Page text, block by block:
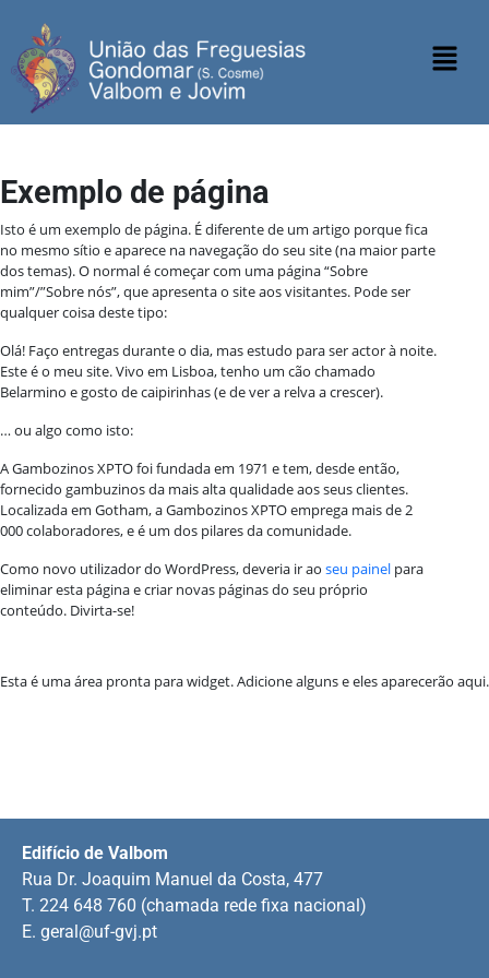
Exemplo de página
Isto é um exemplo de página. É diferente de um artigo porque fica
no mesmo sítio e aparece na navegação do seu site (na maior parte
dos temas). O normal é começar com uma página “Sobre
mim”/”Sobre nós”, que apresenta o site aos visitantes. Pode ser
qualquer coisa deste tipo:
Olá! Faço entregas durante o dia, mas estudo para ser actor à noite.
Este é o meu site. Vivo em Lisboa, tenho um cão chamado
Belarmino e gosto de caipirinhas (e de ver a relva a crescer).
… ou algo como isto:
A Gambozinos XPTO foi fundada em 1971 e tem, desde então,
fornecido gambuzinos da mais alta qualidade aos seus clientes.
Localizada em Gotham, a Gambozinos XPTO emprega mais de 2
000 colaboradores, e é um dos pilares da comunidade.
Como novo utilizador do WordPress, deveria ir ao seu painel para
eliminar esta página e criar novas páginas do seu próprio
conteúdo. Divirta-se!
Esta é uma área pronta para widget. Adicione alguns e eles aparecerão aqui.
Edifício de Valbom
Rua Dr. Joaquim Manuel da Costa, 477
T. 224 648 760 (chamada rede fixa nacional)
E. geral@uf-gvj.pt